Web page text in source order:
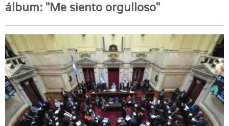
álbum: "Me siento orgulloso"